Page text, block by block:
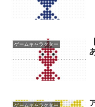
ゲームキャラクター
ゲームキャラクター